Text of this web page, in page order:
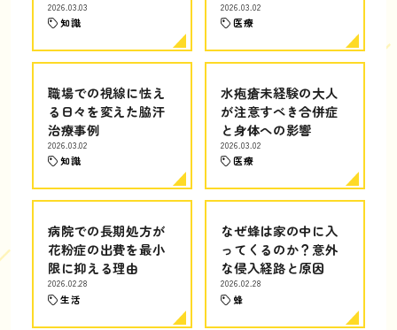
2026.03.03
知識
2026.03.02
医療
職場での視線に怯え
る日々を変えた脇汗
治療事例
2026.03.02
知識
水疱瘡未経験の大人
が注意すべき合併症
と身体への影響
2026.03.02
医療
病院での長期処方が
花粉症の出費を最小
限に抑える理由
2026.02.28
生活
なぜ蜂は家の中に入
ってくるのか？意外
な侵入経路と原因
2026.02.28
蜂